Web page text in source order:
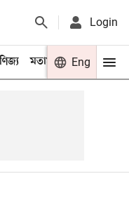
Login
মতামত খেলা
Eng